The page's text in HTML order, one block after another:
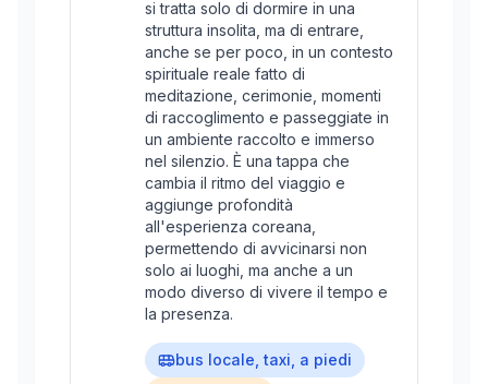
si tratta solo di dormire in una
struttura insolita, ma di entrare,
anche se per poco, in un contesto
spirituale reale fatto di
meditazione, cerimonie, momenti
di raccoglimento e passeggiate in
un ambiente raccolto e immerso
nel silenzio. È una tappa che
cambia il ritmo del viaggio e
aggiunge profondità
all'esperienza coreana,
permettendo di avvicinarsi non
solo ai luoghi, ma anche a un
modo diverso di vivere il tempo e
la presenza.
bus locale, taxi, a piedi